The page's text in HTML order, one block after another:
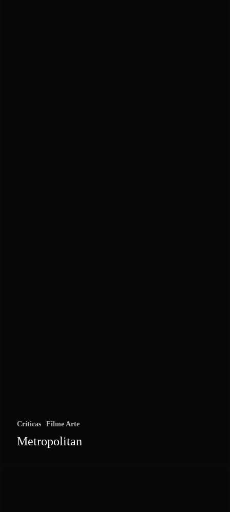
Críticas Filme Arte
Metropolitan